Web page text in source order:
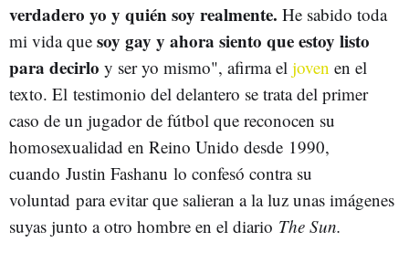
verdadero yo y quién soy realmente. He sabido toda
mi vida que soy gay y ahora siento que estoy listo
para decirlo y ser yo mismo", afirma el joven en el
texto. El testimonio del delantero se trata del primer
caso de un jugador de fútbol que reconocen su
homosexualidad en Reino Unido desde 1990,
cuando Justin Fashanu lo confesó contra su
voluntad para evitar que salieran a la luz unas imágenes
suyas junto a otro hombre en el diario The Sun.